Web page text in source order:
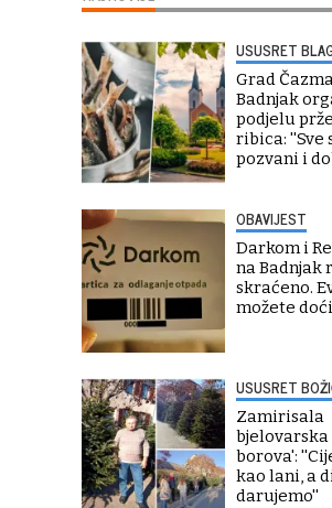
USUSRET
Grad
Badnjak
podjelu
ribica: ''Sve
pozvani i
OBAVIJEST
Darkom i
na Badnjak
skraćeno.
možete
USUSRET
Zamirisala
borova':
kao lani, a
darujemo''